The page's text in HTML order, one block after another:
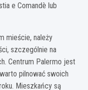
e Comandè lub
mieście, należy
szczególnie na
Centrum Palermo jest
pilnować swoich
Mieszkańcy są